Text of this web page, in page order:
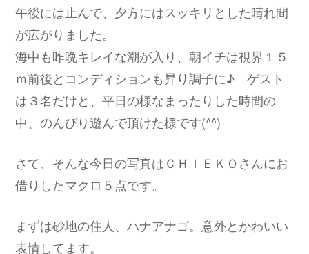
午後には止んで、夕方にはスッキリとした晴れ間
が広がりました。
海中も昨晩キレイな潮が入り、朝イチは視界１５
ｍ前後とコンディションも昇り調子に♪ ゲスト
は３名だけと、平日の様なまったりした時間の
中、のんびり遊んで頂けた様です(^^)
さて、そんな今日の写真はＣＨＩＥＫＯさんにお
借りしたマクロ５点です。
まずは砂地の住人、ハナアナゴ。意外とかわいい
表情してます。